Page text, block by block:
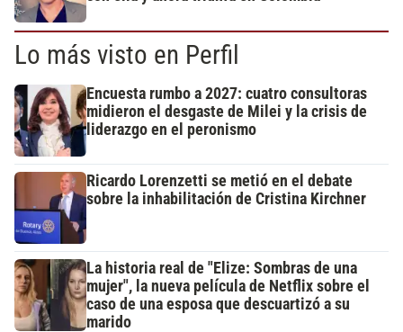
Lo más visto en Perfil
Encuesta rumbo a 2027: cuatro consultoras
midieron el desgaste de Milei y la crisis de
liderazgo en el peronismo
Ricardo Lorenzetti se metió en el debate
sobre la inhabilitación de Cristina Kirchner
La historia real de "Elize: Sombras de una
mujer", la nueva película de Netflix sobre el
caso de una esposa que descuartizó a su
marido